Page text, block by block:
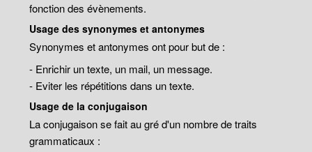
fonction des évènements.
Usage des synonymes et antonymes
Synonymes et antonymes ont pour but de :
- Enrichir un texte, un mail, un message.
- Eviter les répétitions dans un texte.
Usage de la conjugaison
La conjugaison se fait au gré d'un nombre de traits
grammaticaux :